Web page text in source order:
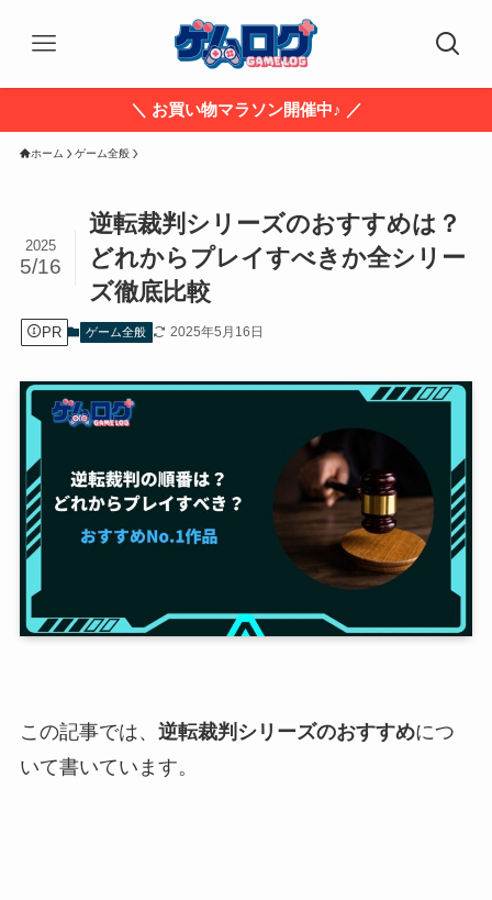
＼ お買い物マラソン開催中♪ ／
ホーム ゲーム全般
逆転裁判シリーズのおすすめは？
どれからプレイすべきか全シリー
ズ徹底比較
2025
5/16
PR ゲーム全般 2025年5月16日
この記事では、 逆転裁判シリーズのおすすめにつ
いて書いています。